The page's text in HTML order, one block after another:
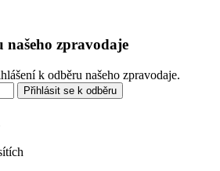
našeho zpravodaje
k odběru našeho zpravodaje.
Přihlásit se k odběru